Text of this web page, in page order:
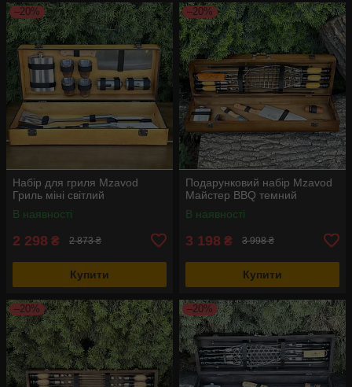
–20%
Набір для гриля Mzavod
Гриль міні світлий
В наявності
2 298 ₴ 2 873 ₴
Купити
–20%
Подарунковий набір Mzavod
Майстер BBQ темний
В наявності
3 198 ₴ 3 998 ₴
Купити
–20% –20%